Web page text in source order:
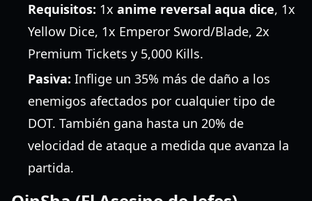
Requisitos: 1x anime reversal aqua dice, 1x
Yellow Dice, 1x Emperor Sword/Blade, 2x
Premium Tickets y 5,000 Kills.
Pasiva: Inflige un 35% más de daño a los
enemigos afectados por cualquier tipo de
DOT. También gana hasta un 20% de
velocidad de ataque a medida que avanza la
partida.